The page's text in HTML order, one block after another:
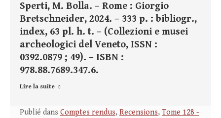
Sperti, M. Bolla. – Rome : Giorgio
Bretschneider, 2024. – 333 p. : bibliogr.,
index, 63 pl. h. t. – (Collezioni e musei
archeologici del Veneto, ISSN :
0392.0879 ; 49). – ISBN :
978.88.7689.347.6.
Lire la suite
Publié dans Comptes rendus, Recensions, Tome 128 -